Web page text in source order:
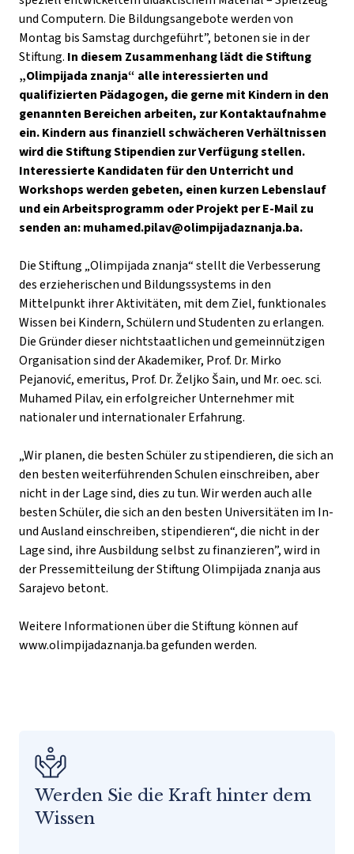
und Computern. Die Bildungsangebote werden von
Montag bis Samstag durchgeführt”, betonen sie in der
Stiftung. In diesem Zusammenhang lädt die Stiftung
„Olimpijada znanja“ alle interessierten und
qualifizierten Pädagogen, die gerne mit Kindern in den
genannten Bereichen arbeiten, zur Kontaktaufnahme
ein. Kindern aus finanziell schwächeren Verhältnissen
wird die Stiftung Stipendien zur Verfügung stellen.
Interessierte Kandidaten für den Unterricht und
Workshops werden gebeten, einen kurzen Lebenslauf
und ein Arbeitsprogramm oder Projekt per E-Mail zu
senden an:muhamed.pilav@olimpijadaznanja.ba.
Die Stiftung „Olimpijada znanja“ stellt die Verbesserung
des erzieherischen und Bildungssystems in den
Mittelpunkt ihrer Aktivitäten, mit dem Ziel, funktionales
Wissen bei Kindern, Schülern und Studenten zu erlangen.
Die Gründer dieser nichtstaatlichen und gemeinnützigen
Organisation sind der Akademiker, Prof. Dr. Mirko
Pejanović, emeritus, Prof. Dr. Željko Šain, und Mr. oec. sci.
Muhamed Pilav, ein erfolgreicher Unternehmer mit
nationaler und internationaler Erfahrung.
„Wir planen, die besten Schüler zu stipendieren, die sich an
den besten weiterführenden Schulen einschreiben, aber
nicht in der Lage sind, dies zu tun. Wir werden auch alle
besten Schüler, die sich an den besten Universitäten im In-
und Ausland einschreiben, stipendieren“, die nicht in der
Lage sind, ihre Ausbildung selbst zu finanzieren”, wird in
der Pressemitteilung der Stiftung Olimpijada znanja aus
Sarajevo betont.
Weitere Informationen über die Stiftung können auf
www.olimpijadaznanja.bagefunden werden.
Werden Sie die Kraft hinter dem
Wissen